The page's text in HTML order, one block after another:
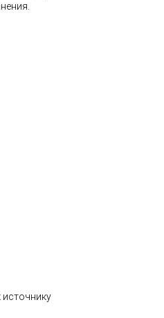
источнику